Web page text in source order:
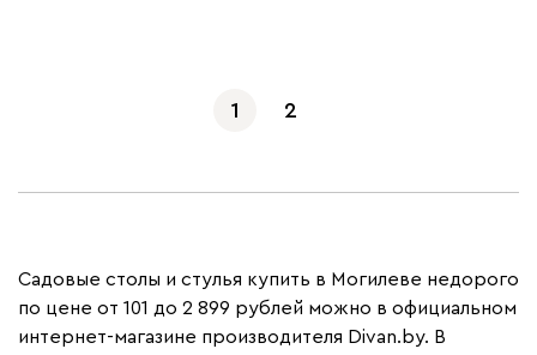
1 2
Садовые столы и стулья купить в Могилеве недорого
по цене от 101 до 2 899 рублей можно в официальном
интернет-магазине производителя Divan.by. В